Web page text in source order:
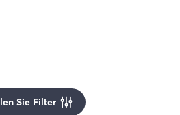
Sie Filter